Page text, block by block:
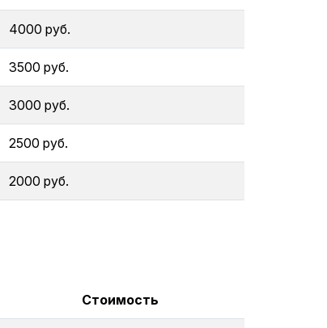
4000 руб.
3500 руб.
3000 руб.
2500 руб.
2000 руб.
Стоимость